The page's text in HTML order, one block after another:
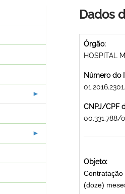
Dados
Órgão:
HOSPITAL
Número do
CNPJ/CPF
00.331.788/
Objeto:
(doze)